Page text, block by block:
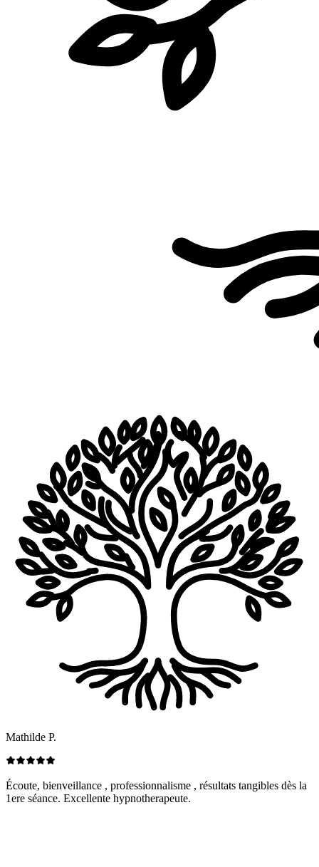
Mathilde P.
Écoute, bienveillance , professionnalisme , résultats tangibles dès la
1ere séance. Excellente hypnotherapeute.